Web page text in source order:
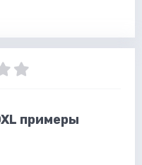
примеры